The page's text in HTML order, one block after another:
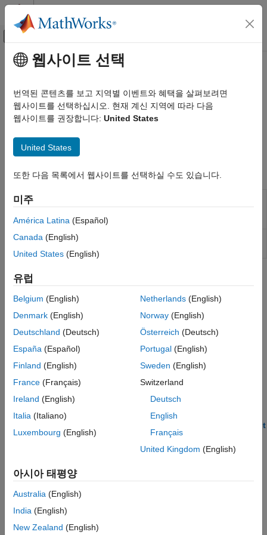
콘텐츠로 바로 가기
오프캔버스 탐색 메뉴 토글
문서 홈
코드 검증
Polyspace Bug Finder
카테고리
Bug Finder Analysis in Polyspace Platform
User Interface
Bug Finder Analysis with Windows or Linux
Scripts
Bug Finder Analysis with MATLAB Scripts
Bug Finder Analysis in MATLAB Coder
주요 콘텐츠
Bug Finder Analysis in
Coder
Check C/C++ code generated from MATLAB
from MATLAB code by using
함수
pslinkoptions
Polyspaceanalysis of generated code or
custom code in
pslinkrun
도움말 항목
Run Polyspace on C/C++ Code Generated from MATLAB
Code
errors.
Configure Advanced Polyspace Options for Code
Configure advanced Polyspace analysis options such as code
metric calculations or compiler options.
Polyspace Bug Finder Defects Checkers Enabled by Default
for Generated Code
Look up list of Bug Finder checkers that are enabled by default
관련 정보
Configuration
웹사이트 선택
번역된 콘텐츠를 보고 지역별 이벤트와 혜택을 살펴보려면
웹사이트를 선택하십시오. 현재 계신 지역에 따라 다음
웹사이트를 권장합니다: United States
United States
또한 다음 목록에서 웹사이트를 선택하실 수도 있습니다.
미주
América Latina (Español)
Canada (English)
United States (English)
유럽
Belgium (English)
Denmark (English)
Deutschland (Deutsch)
España (Español)
Finland (English)
France (Français)
Ireland (English)
Italia (Italiano)
Luxembourg (English)
Netherlands(English)
Norway(English)
Österreich (Deutsch)
Portugal(English)
Sweden (English)
Switzerland
Deutsch
English
Français
United Kingdom (English)
아시아 태평양
Australia (English)
India (English)
New Zealand (English)